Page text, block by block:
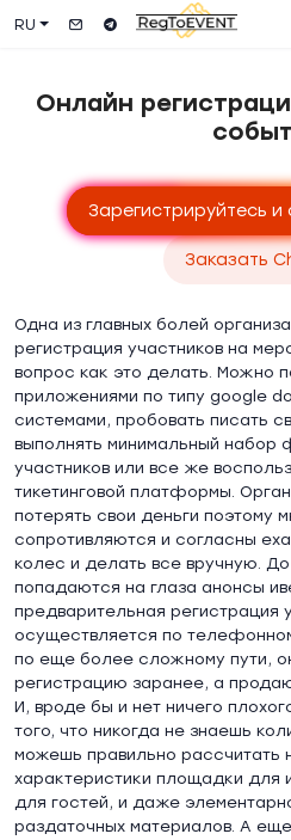
RU
Онлайн
Зарегистрируйтесь
Заказать
Одна из главных болей
регистрация участников на
вопрос как это делать. Можно
приложениями по типу google
системами, пробовать писать
выполнять минимальный набор
участников или все же
тикетинговой платформы.
потерять свои деньги поэтому
сопротивляются и согласны
колес и делать все вручную.
попадаются на глаза анонсы
предварительная регистрация
осуществляется по
по еще более сложному пути,
регистрацию заранее, а
И, вроде бы и нет ничего
того, что никогда не знаешь
можешь правильно рассчитать
характеристики площадки для
для гостей, и даже
раздаточных материалов. А